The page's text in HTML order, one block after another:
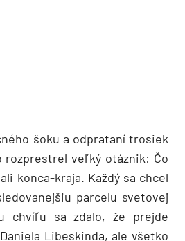
šoku a odprataní trosiek
rozprestrel veľký otáznik: Čo
konca-kraja. Každý sa chcel
parcelu svetovej
chvíľu sa zdalo, že prej­de
Libeskinda, ale všetko